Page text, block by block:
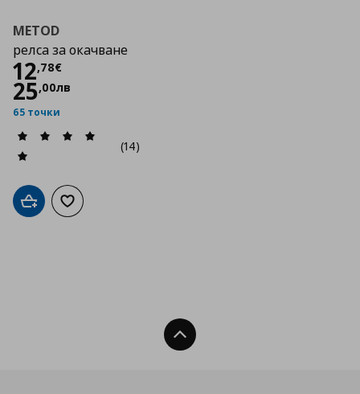
METOD
релса за окачване
12,78€
Цена
25,00лв
65 точки
(14)
Добави в кошницата
Добави към списъка с любими
Нагоре